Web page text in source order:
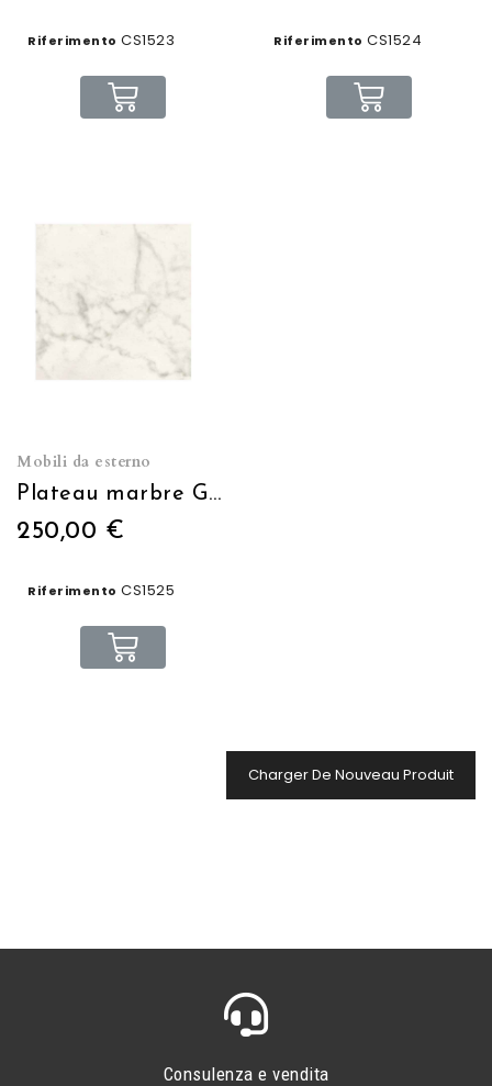
Riferimento CS1523 Riferimento CS1524
Mobili da esterno
Plateau marbre Gênes blanc 60X60cm
250,00 €
Riferimento CS1525
Charger De Nouveau Produit
Consulenza e vendita